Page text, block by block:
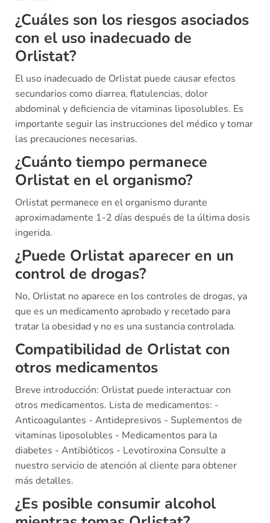
¿Cuáles son los riesgos asociados
con el uso inadecuado de
Orlistat?
El uso inadecuado de Orlistat puede causar efectos
secundarios como diarrea, flatulencias, dolor
abdominal y deficiencia de vitaminas liposolubles. Es
importante seguir las instrucciones del médico y tomar
las precauciones necesarias.
¿Cuánto tiempo permanece
Orlistat en el organismo?
Orlistat permanece en el organismo durante
aproximadamente 1-2 días después de la última dosis
ingerida.
¿Puede Orlistat aparecer en un
control de drogas?
No, Orlistat no aparece en los controles de drogas, ya
que es un medicamento aprobado y recetado para
tratar la obesidad y no es una sustancia controlada.
Compatibilidad de Orlistat con
otros medicamentos
Breve introducción: Orlistat puede interactuar con
otros medicamentos. Lista de medicamentos: -
Anticoagulantes - Antidepresivos - Suplementos de
vitaminas liposolubles - Medicamentos para la
diabetes - Antibióticos - Levotiroxina Consulte a
nuestro servicio de atención al cliente para obtener
más detalles.
¿Es posible consumir alcohol